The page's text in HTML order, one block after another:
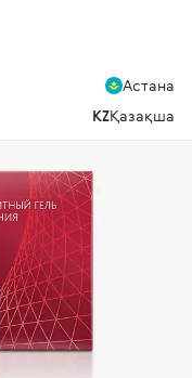
Астана
KZҚазақша